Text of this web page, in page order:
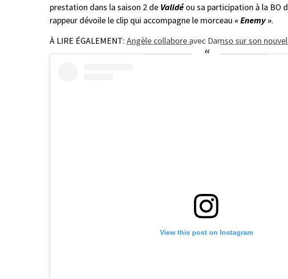
prestation dans la saison 2 de Validé ou sa participation à la BO
rappeur dévoile le clip qui accompagne le morceau « Enemy ».
À LIRE ÉGALEMENT: Angèle collabore avec Damso sur son
View this post on Instagram